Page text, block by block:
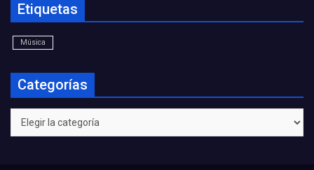
Etiquetas
Música
Categorías
Categorías